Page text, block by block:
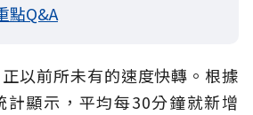
點Q&A
以前所未有的速度快轉。根據
計顯示，平均每30分鐘就新增